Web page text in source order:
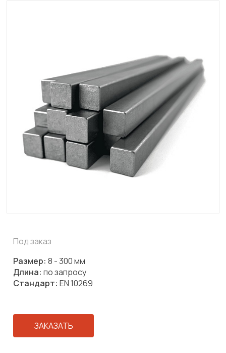
Под заказ
Размер: 8 - 300 мм
Длина: по запросу
Стандарт: EN 10269
ЗАКАЗАТЬ